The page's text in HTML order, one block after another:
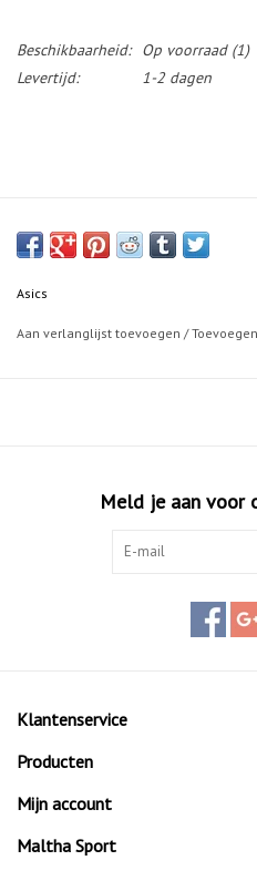
Beschikbaarheid: Op voorraad(1)
Levertijd:
1-2 dagen
Asics
Aan verlanglijst toevoegen /
Meld je aan voor
Klantenservice
Producten
Mijn account
Maltha Sport